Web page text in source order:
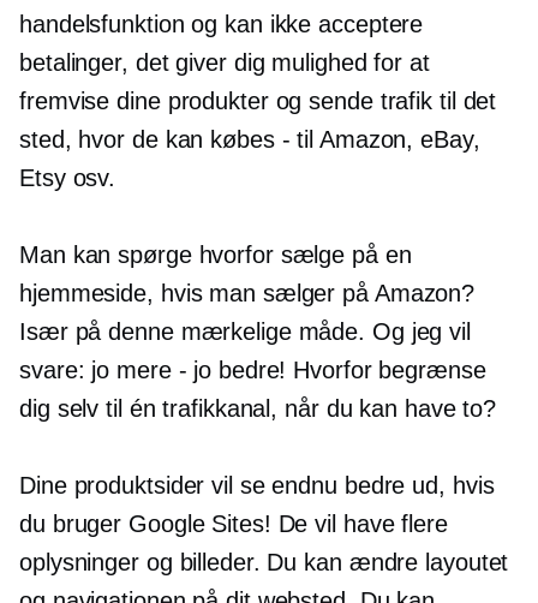
handelsfunktion og kan ikke acceptere
betalinger, det giver dig mulighed for at
fremvise dine produkter og sende trafik til det
sted, hvor de kan købes - til Amazon, eBay,
Etsy osv.
Man kan spørge hvorfor sælge på en
hjemmeside, hvis man sælger på Amazon?
Især på denne mærkelige måde. Og jeg vil
svare: jo mere - jo bedre! Hvorfor begrænse
dig selv til én trafikkanal, når du kan have to?
Dine produktsider vil se endnu bedre ud, hvis
du bruger Google Sites! De vil have flere
oplysninger og billeder. Du kan ændre layoutet